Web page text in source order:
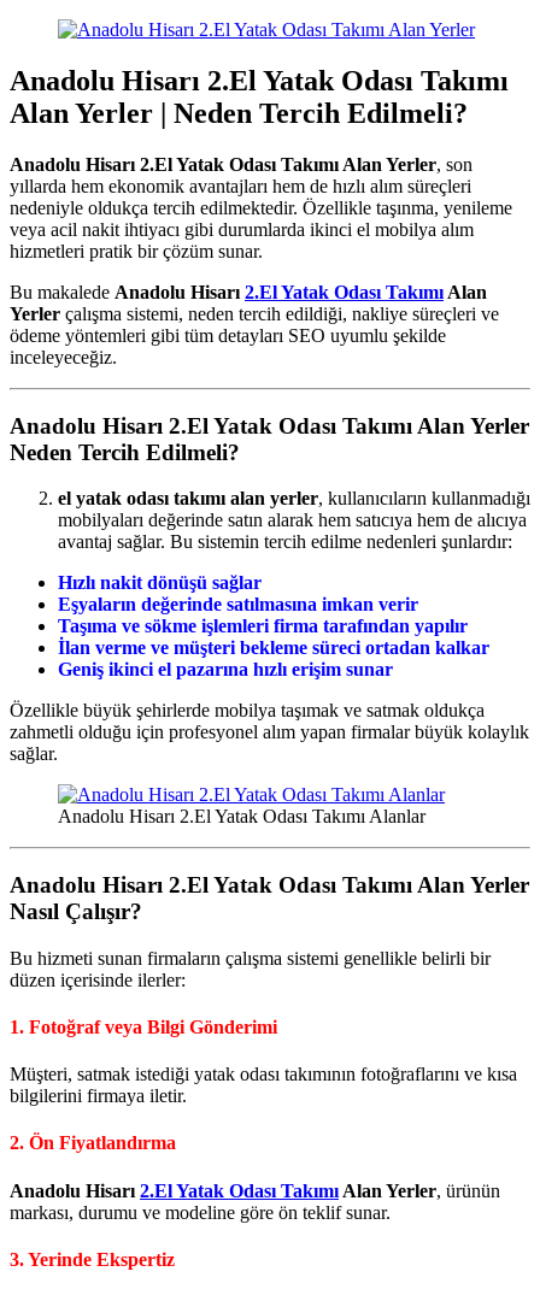
Anadolu Hisarı 2.El Yatak Odası Takımı
Alan Yerler | Neden Tercih Edilmeli?
Anadolu Hisarı 2.El Yatak Odası Takımı Alan Yerler, son
yıllarda hem ekonomik avantajları hem de hızlı alım süreçleri
nedeniyle oldukça tercih edilmektedir. Özellikle taşınma, yenileme
veya acil nakit ihtiyacı gibi durumlarda ikinci el mobilya alım
hizmetleri pratik bir çözüm sunar.
Bu makalede Anadolu Hisarı 2.El Yatak Odası Takımı Alan
Yerler çalışma sistemi, neden tercih edildiği, nakliye süreçleri ve
ödeme yöntemleri gibi tüm detayları SEO uyumlu şekilde
inceleyeceğiz.
Anadolu Hisarı 2.El Yatak Odası Takımı Alan Yerler
Neden Tercih Edilmeli?
el yatak odası takımı alan yerler, kullanıcıların kullanmadığı
mobilyaları değerinde satın alarak hem satıcıya hem de alıcıya
avantaj sağlar. Bu sistemin tercih edilme nedenleri şunlardır:
Hızlı nakit dönüşü sağlar
Eşyaların değerinde satılmasına imkan verir
Taşıma ve sökme işlemleri firma tarafından yapılır
İlan verme ve müşteri bekleme süreci ortadan kalkar
Geniş ikinci el pazarına hızlı erişim sunar
Özellikle büyük şehirlerde mobilya taşımak ve satmak oldukça
zahmetli olduğu için profesyonel alım yapan firmalar büyük kolaylık
sağlar.
Anadolu Hisarı 2.El Yatak Odası Takımı Alanlar
Anadolu Hisarı 2.El Yatak Odası Takımı Alan Yerler
Nasıl Çalışır?
Bu hizmeti sunan firmaların çalışma sistemi genellikle belirli bir
düzen içerisinde ilerler:
1. Fotoğraf veya Bilgi Gönderimi
Müşteri, satmak istediği yatak odası takımının fotoğraflarını ve kısa
bilgilerini firmaya iletir.
2. Ön Fiyatlandırma
Anadolu Hisarı 2.El Yatak Odası Takımı Alan Yerler, ürünün
markası, durumu ve modeline göre ön teklif sunar.
3. Yerinde Ekspertiz